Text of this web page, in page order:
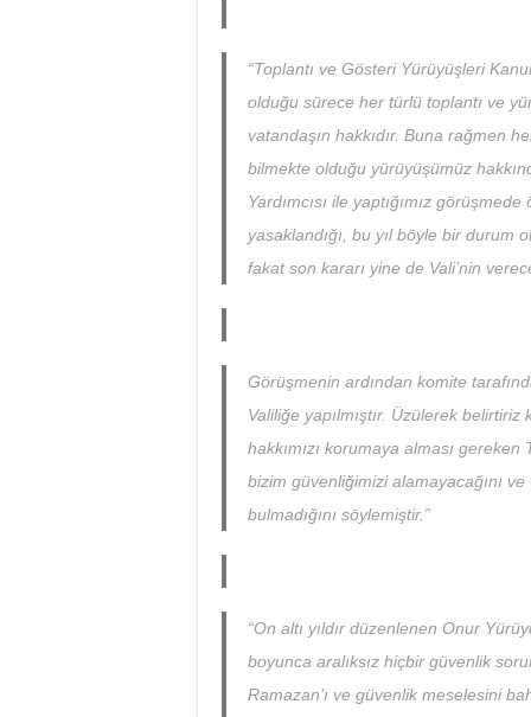
“Toplantı ve Gösteri Yürüyüşleri
olduğu sürece her türlü toplantı ve
vatandaşın hakkıdır. Buna rağmen
bilmekte olduğu yürüyüşümüz
Yardımcısı ile yaptığımız
yasaklandığı, bu yıl böyle bir durum
fakat son kararı yine de Vali’nin
Görüşmenin ardından komite
Valiliğe yapılmıştır. Üzülerek
hakkımızı korumaya alması
bizim güvenliğimizi alamayacağını
bulmadığını söylemiştir.”
“On altı yıldır düzenlenen Onur
boyunca aralıksız hiçbir güvenlik
Ramazan’ı ve güvenlik meselesini